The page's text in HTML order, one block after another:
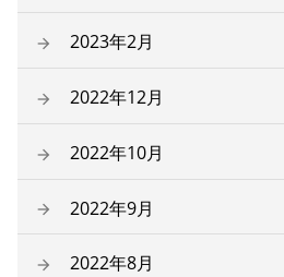
2023年2月
2022年12月
2022年10月
2022年9月
2022年8月